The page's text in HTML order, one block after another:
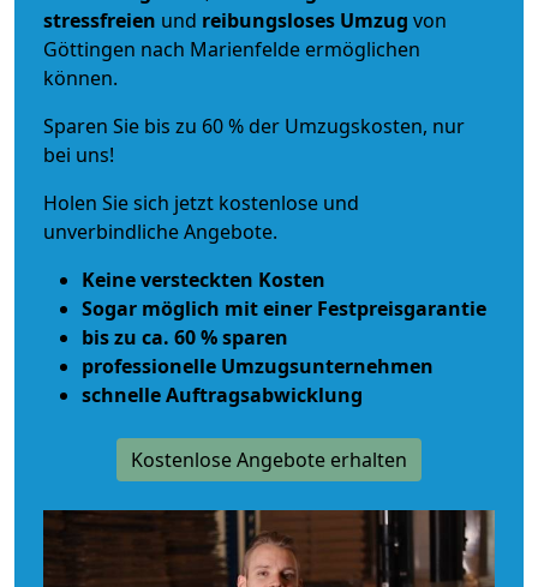
stressfreien und reibungsloses Umzug von
Göttingen nach Marienfelde ermöglichen
können.
Sparen Sie bis zu 60 % der Umzugskosten, nur
bei uns!
Holen Sie sich jetzt kostenlose und
unverbindliche Angebote.
Keine versteckten Kosten
Sogar möglich mit einer Festpreisgarantie
bis zu ca. 60 % sparen
professionelle Umzugsunternehmen
schnelle Auftragsabwicklung
Kostenlose Angebote erhalten